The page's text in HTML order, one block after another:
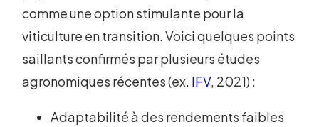
comme une option stimulante pour la
viticulture en transition. Voici quelques points
saillants confirmés par plusieurs études
agronomiques récentes (ex. IFV, 2021) :
Adaptabilité à des rendements faibles